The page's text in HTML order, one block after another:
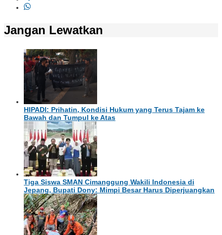
Jangan Lewatkan
HIPADI: Prihatin, Kondisi Hukum yang Terus Tajam ke
Bawah dan Tumpul ke Atas
Tiga Siswa SMAN Cimanggung Wakili Indonesia di
Jepang, Bupati Dony: Mimpi Besar Harus Diperjuangkan